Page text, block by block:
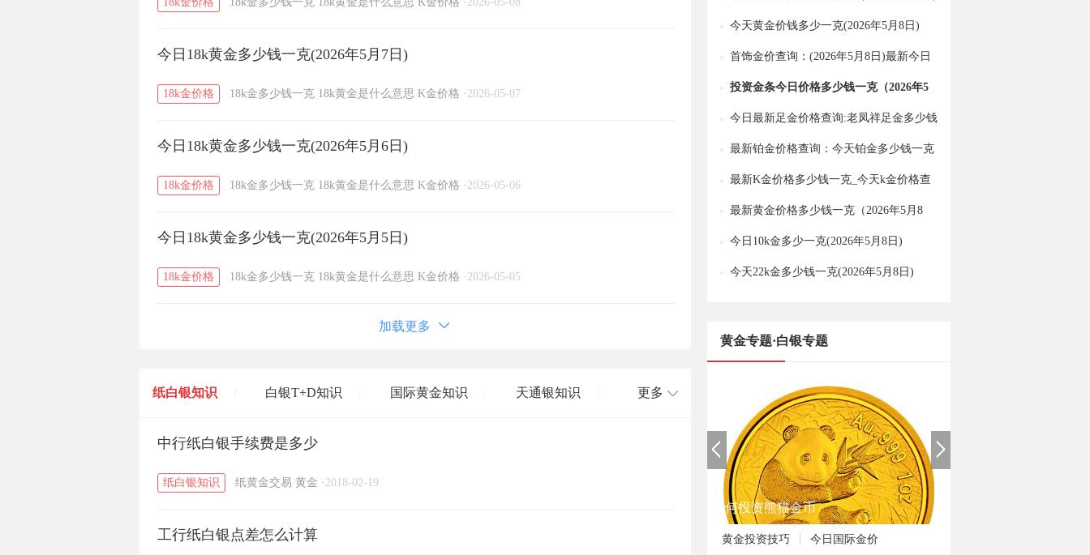
今日18k黄金多少钱一克(2026年5月7日)
18k金价格 18k金多少钱一克 18k黄金是什么意思 K金价格 · 2026-05-07
今日18k黄金多少钱一克(2026年5月6日)
18k金价格 18k金多少钱一克 18k黄金是什么意思 K金价格 · 2026-05-06
今日18k黄金多少钱一克(2026年5月5日)
18k金价格 18k金多少钱一克 18k黄金是什么意思 K金价格 · 2026-05-05
加载更多
纸白银知识 白银T+D知识 国际黄金知识 天通银知识
黄金T+D知识 / 粤贵银知识
更多
中行纸白银手续费是多少
纸白银知识 纸黄金交易 黄金 · 2018-02-19
工行纸白银点差怎么计算
今天黄金价钱多少一克(2026年5月8日)
首饰金价查询：(2026年5月8日)最新今日
金价多少一克？
投资金条今日价格多少钱一克（2026年5
月8日）
今日最新足金价格查询:老凤祥足金多少钱
一克（2026年5月8日）
最新铂金价格查询：今天铂金多少钱一克
（2026年5月8日）
最新K金价格多少钱一克_今天k金价格查
询（2026年5月8日）
最新黄金价格多少钱一克（2026年5月8
日）
今日10k金多少一克(2026年5月8日)
今天22k金多少钱一克(2026年5月8日)
黄金专题·白银专题
如何投资熊猫金币
黄金投资技巧 今日国际金价